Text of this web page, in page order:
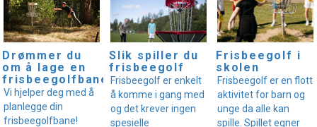
Drømmer du
om å lage en
frisbeegolfbane?
Vi hjelper deg med å
planlegge din
frisbeegolfbane!
Slik spiller du
frisbeegolf
Frisbeegolf er enkelt
å komme i gang med
og det krever ingen
spesielle
Frisbeegolf i
skolen
Frisbeegolf er en flott
aktivitet for barn og
unge da alle kan
spille. Spillet egner